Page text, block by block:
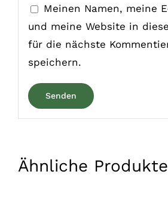
Meinen Namen, meine
und meine Website in
für die nächste
speichern.
Ähnliche Produkte